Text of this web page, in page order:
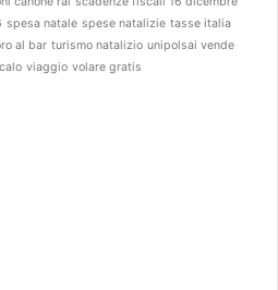
spesa natale spese natalizie tasse italia
al bar turismo natalizio unipolsai vende
viaggio volare gratis